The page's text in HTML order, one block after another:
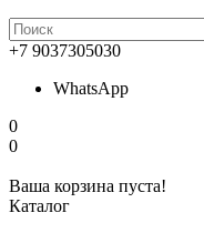
+7 9037305030
WhatsApp
0
0
Ваша корзина пуста!
Каталог